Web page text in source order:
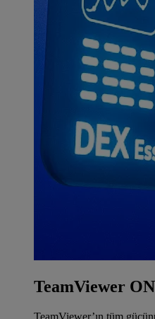
TeamViewer
TeamViewer’ın tüm